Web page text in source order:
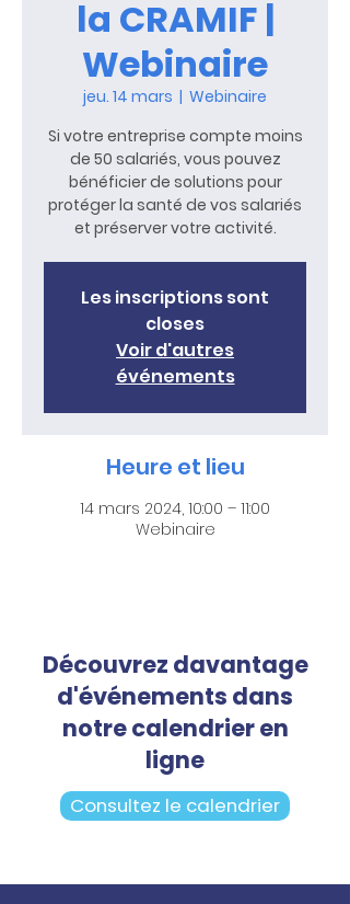
la CRAMIF |
Webinaire
jeu. 14 mars
  |
Webinaire
Si votre entreprise compte moins
de 50 salariés, vous pouvez
bénéficier de solutions pour
protéger la santé de vos salariés
et préserver votre activité.
Les inscriptions sont
closes
Voir d'autres
événements
Heure et lieu
14 mars 2024, 10:00 – 11:00
Webinaire
Découvrez davantage
d'événements dans
notre calendrier en
ligne
Consultez le calendrier